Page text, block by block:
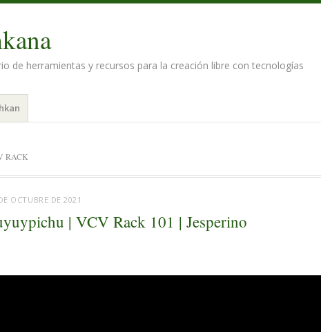
de herramientas y recursos para la creación libre con tecnologías
RACK
OCTUBRE DE 2021
| VCV Rack 101 | Jesperino